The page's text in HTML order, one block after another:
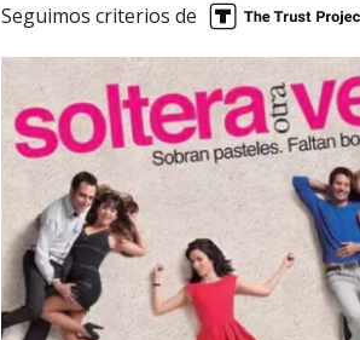
Seguimos criterios de